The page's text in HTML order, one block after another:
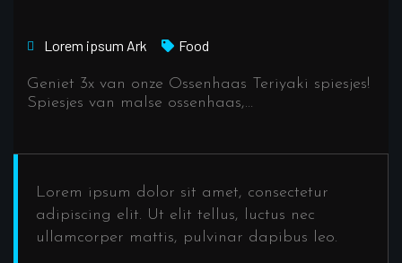
Lorem ipsum Ark Food
Geniet 3x van onze Ossenhaas Teriyaki spiesjes!
Spiesjes van malse ossenhaas,…
Lorem ipsum dolor sit amet, consectetur
adipiscing elit. Ut elit tellus, luctus nec
ullamcorper mattis, pulvinar dapibus leo.